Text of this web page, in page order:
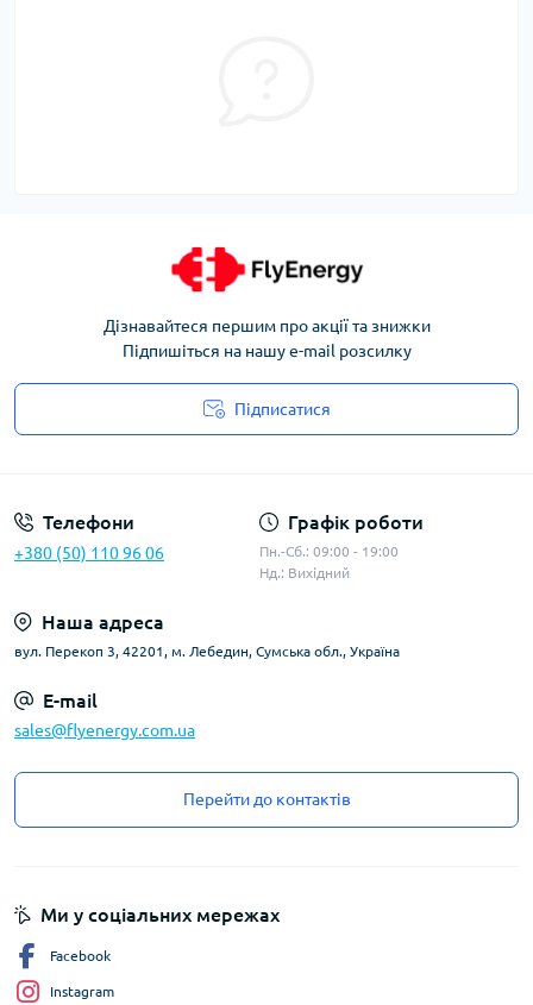
Дізнавайтеся першим про акції та знижки
Підпишіться на нашу e-mail розсилку
Підписатися
Телефони
+380 (50) 110 96 06
Графік роботи
Пн.-Сб.: 09:00 - 19:00
Нд.: Вихідний
Наша адреса
вул. Перекоп 3, 42201, м. Лебедин, Сумська обл., Україна
E-mail
sales@flyenergy.com.ua
Перейти до контактів
Ми у соціальних мережах
Facebook
Instagram